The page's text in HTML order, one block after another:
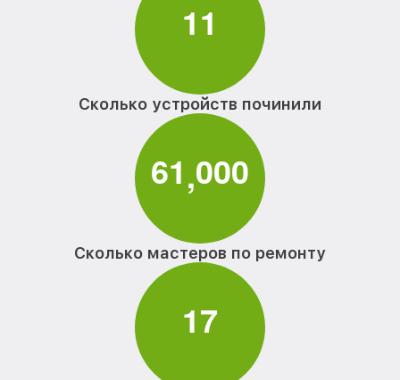
11
Сколько устройств починили
61,000
Сколько мастеров по ремонту
17